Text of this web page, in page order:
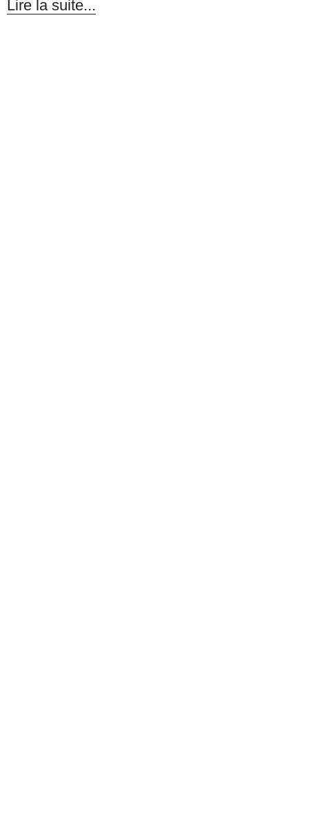
Lire la suite...